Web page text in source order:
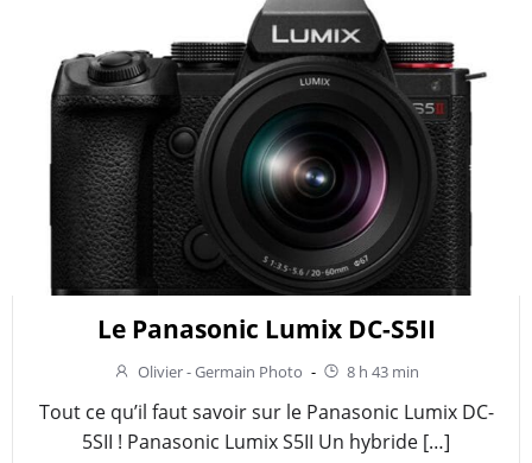
Le Panasonic Lumix DC-S5II
Olivier - Germain Photo - 8 h 43 min
Tout ce qu’il faut savoir sur le Panasonic Lumix DC-
5SII ! Panasonic Lumix S5II Un hybride […]